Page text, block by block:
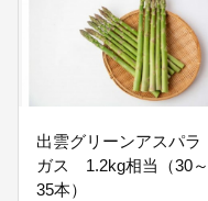
環境先進都市の構築
リサイクル推進事業、
啓発事業など
出雲グリーンアスパラ
ガス 1.2kg相当（30～
35本）